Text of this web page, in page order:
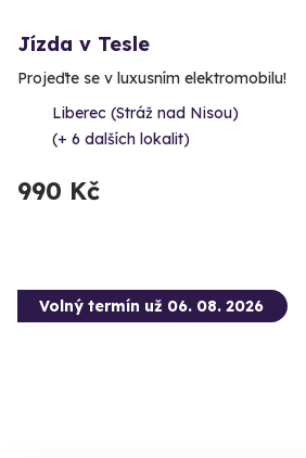
Jízda v Tesle
Projeďte se v luxusním elektromobilu!
Liberec (Stráž nad Nisou)
(+ 6 dalších lokalit)
990 Kč
Volný termín už 06. 08. 2026